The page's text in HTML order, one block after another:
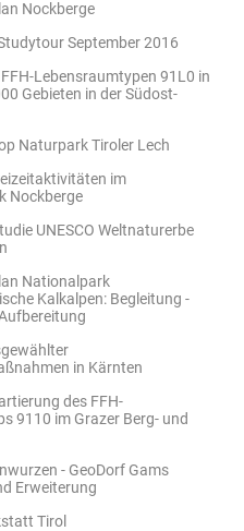
Nockberge
September 2016
Lebensraumtypen 91L0 in
Gebieten in der Südost-
Naturpark Tiroler Lech
im
Nockberge
UNESCO Weltnaturerbe
Nationalpark
Kalkalpen: Begleitung -
in Kärnten
des FFH-
9110 im Grazer Berg- und
- GeoDorf Gams
Erweiterung
Tirol